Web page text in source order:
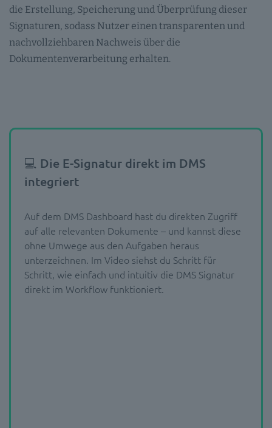
die Erstellung, Speicherung und Überprüfung dieser
Signaturen, sodass Nutzer einen transparenten und
nachvollziehbaren Nachweis über die
Dokumentenverarbeitung erhalten.
💻 Die E-Signatur direkt im DMS
integriert
Auf dem DMS Dashboard hast du direkten Zugriff
auf alle relevanten Dokumente – und kannst diese
ohne Umwege aus den Aufgaben heraus
unterzeichnen. Im Video siehst du Schritt für
Schritt, wie einfach und intuitiv die DMS Signatur
direkt im Workflow funktioniert.